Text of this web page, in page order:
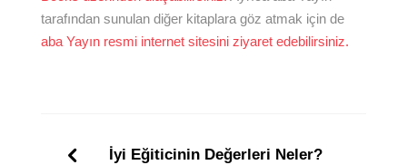
tarafından sunulan diğer kitaplara göz atmak için de
aba Yayın resmi internet sitesini ziyaret edebilirsiniz.
İyi Eğiticinin Değerleri Neler?